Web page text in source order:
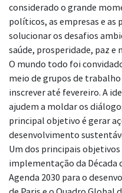
considerado o grande
políticos, as empresas e as
solucionar os desafios
saúde, prosperidade, paz e
O mundo todo foi
meio de grupos de
inscrever até fevereiro. A
ajudem a moldar os
principal objetivo é gerar
desenvolvimento
Um dos principais
implementação da Década
Agenda 2030 para o